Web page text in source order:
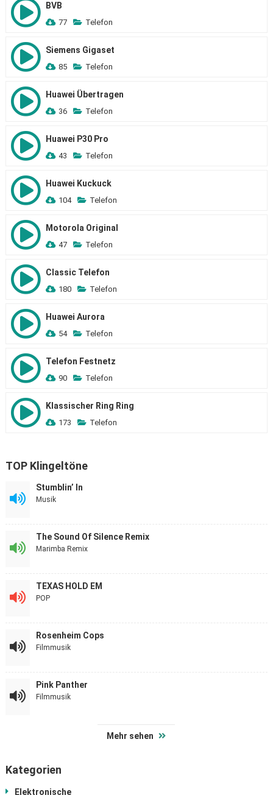
BVB
77 Telefon
Siemens Gigaset
85 Telefon
Huawei Übertragen
36 Telefon
Huawei P30 Pro
43 Telefon
Huawei Kuckuck
104 Telefon
Motorola Original
47 Telefon
Classic Telefon
180 Telefon
Huawei Aurora
54 Telefon
Telefon Festnetz
90 Telefon
Klassischer Ring Ring
173 Telefon
TOP Klingeltöne
Stumblin’ In
Musik
The Sound Of Silence Remix
Marimba Remix
TEXAS HOLD EM
POP
Rosenheim Cops
Filmmusik
Pink Panther
Filmmusik
Mehr sehen
Kategorien
Elektronische